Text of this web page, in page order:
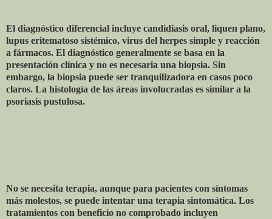
El diagnóstico diferencial incluye candidiasis oral, liquen plano,
lupus eritematoso sistémico, virus del herpes simple y reacción
a fármacos. El diagnóstico generalmente se basa en la
presentación clínica y no es necesaria una biopsia. Sin
embargo, la biopsia puede ser tranquilizadora en casos poco
claros. La histología de las áreas involucradas es similar a la
psoriasis pustulosa.
No se necesita terapia, aunque para pacientes con síntomas
más molestos, se puede intentar una terapia sintomática. Los
tratamientos con beneficio no comprobado incluyen